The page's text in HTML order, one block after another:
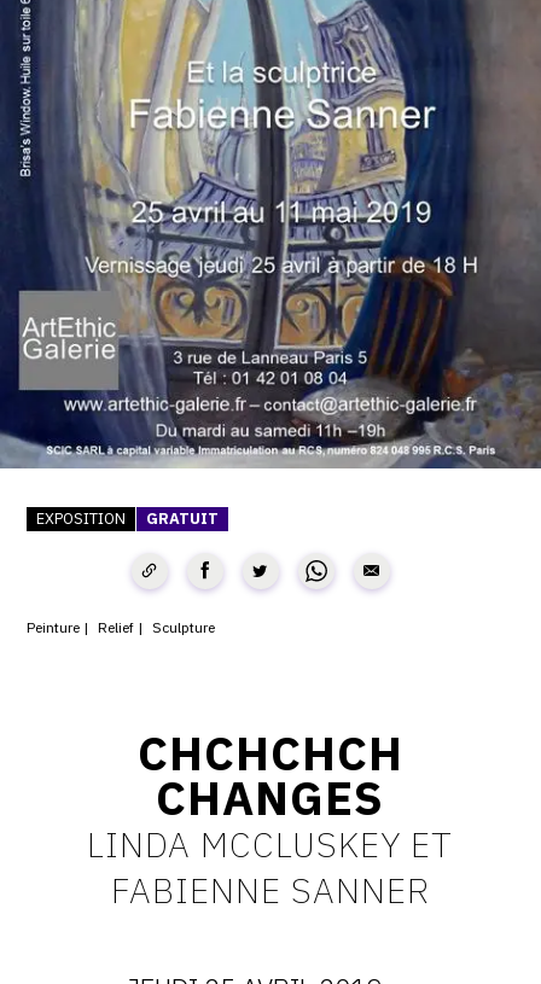
SERVICES
CRÉER SON CATALOGUE RAISONNÉ
ABONNEMENTS DÉDIÉS AUX GALERISTES
CRÉER SON SITE ARTISTE
CRÉER SON CATALOGUE D'EXPO
PUBLIER SES EXPOSITIONS
DEVENIR CONTRIBUTEUR
À PROPOS
À PROPOS D'OAM
CONTACT
SUIVEZ-NOUS
INSTAGRAM
FACEBOOK
EXPOSITION GRATUIT
Peinture Relief Sculpture
CHCHCHCH
CHANGES
LINDA MCCLUSKEY ET
FABIENNE SANNER